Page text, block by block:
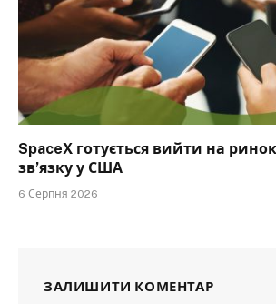
SpaceX готується вийти на
зв’язку у США
6 Серпня 2026
ЗАЛИШИТИ КОМЕНТАР